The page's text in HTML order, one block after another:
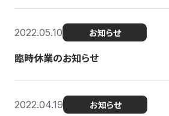
2022.05.10 お知らせ
臨時休業のお知らせ
2022.04.19 お知らせ